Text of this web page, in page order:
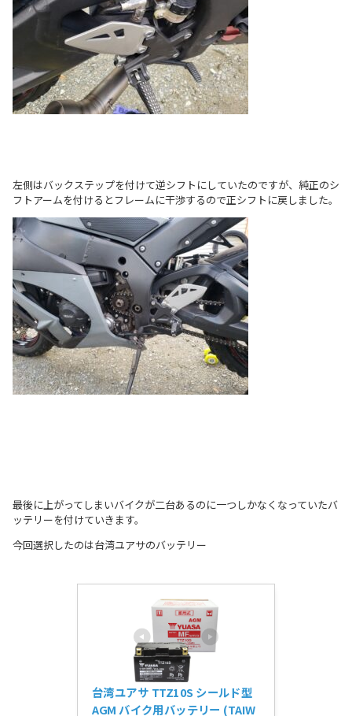
左側はバックステップを付けて逆シフトにしていたのですが、純正のシ
フトアームを付けるとフレームに干渉するので正シフトに戻しました。
最後に上がってしまいバイクが二台あるのに一つしかなくなっていたバ
ッテリーを付けていきます。
今回選択したのは台湾ユアサのバッテリー
台湾ユアサ TTZ10S シールド型
AGM バイク用バッテリー (TAIW